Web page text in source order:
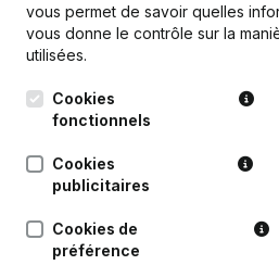
vous permet de savoir quelles
vous donne le contrôle sur la
utilisées.
Cookies
fonctionnels
Cookies
publicitaires
Cookies de
préférence
Français
Kantorenpark Everest
Leuvensesteenweg
1800 Vilvoorde